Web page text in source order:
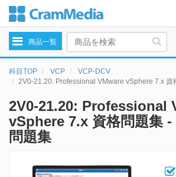
navigation
商品一覧
科目TOP VCP
VCP-DCV
2V0-21.20: Professional VMware vSphere 7.x 資
2V0-21.20: Professional
vSphere 7.x 資格問題集 -
問題集